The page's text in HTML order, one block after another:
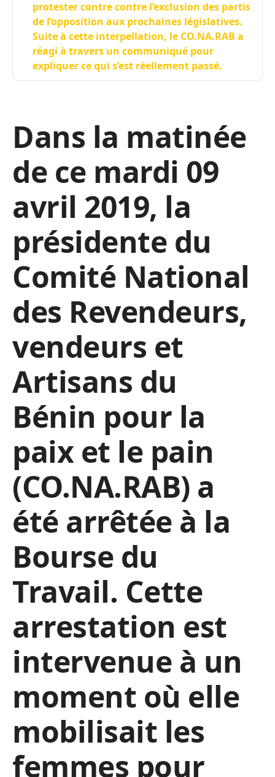
protester contre contre l’exclusion des partis
de l’opposition aux prochaines législatives.
Suite à cette interpellation, le CO.NA.RAB a
réagi à travers un communiqué pour
expliquer ce qui s’est réellement passé.
Dans la matinée
de ce mardi 09
avril 2019, la
présidente du
Comité National
des Revendeurs,
vendeurs et
Artisans du
Bénin pour la
paix et le pain
(CO.NA.RAB) a
été arrêtée à la
Bourse du
Travail. Cette
arrestation est
intervenue à un
moment où elle
mobilisait les
femmes pour